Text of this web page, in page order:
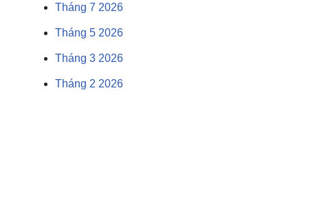
Tháng 7 2026
Tháng 5 2026
Tháng 3 2026
Tháng 2 2026